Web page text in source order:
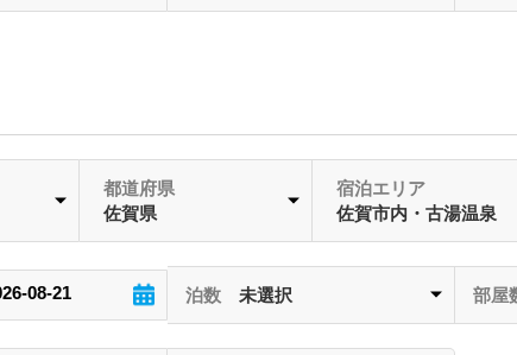
都道府県
佐賀県
宿泊エリア
佐賀市内・古湯温泉
泊数 未選択 部屋